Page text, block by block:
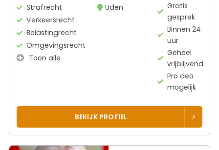
Strafrecht
Verkeersrecht
Belastingrecht
Omgevingsrecht
Toon alle
Uden
Gratis
gesprek
Binnen 24
uur
Geheel
vrijblijvend
Pro deo
mogelijk
BEKIJK PROFIEL